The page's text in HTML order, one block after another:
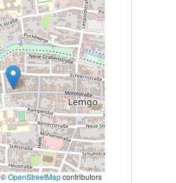
©OpenStreetMapcontributors